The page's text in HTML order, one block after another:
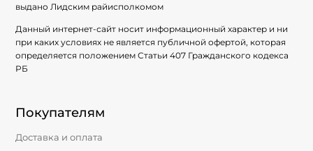
выдано Лидским райисполкомом
Данный интернет-сайт носит информационный характер и ни
при каких условиях не является публичной офертой, которая
определяется положением Статьи 407 Гражданского кодекса
РБ
Покупателям
Доставка и оплата